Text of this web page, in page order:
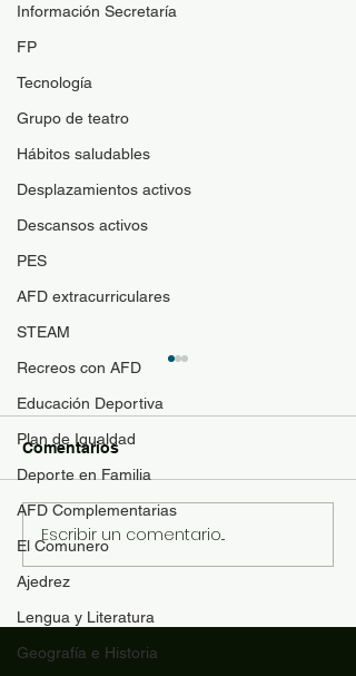
Información Secretaría
FP
Tecnología
Grupo de teatro
Hábitos saludables
Desplazamientos activos
Descansos activos
PES
AFD extracurriculares
STEAM
Recreos con AFD
Educación Deportiva
Plan de Igualdad
Deporte en Familia
AFD Complementarias
El Comunero
Ajedrez
Lengua y Literatura
Geografía e Historia
Finalistas del Concurso
de la Mascota Saludable
Comentarios
Escribir un comentario...